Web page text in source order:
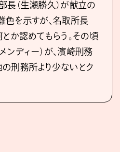
長（生瀬勝久）が献立の
色を示すが、名取所長
とか認めてもらう。その頃
ンディー）が、濱崎刑務
刑務所より少ないとク